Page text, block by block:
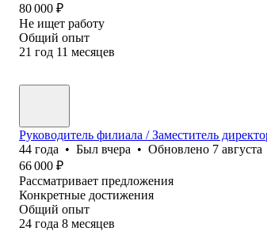
80 000 ₽
Не ищет работу
Общий опыт
21 год 11 месяцев
Руководитель филиала / Заместитель
44 года • Был вчера • Обновлено 7 августа
66 000 ₽
Рассматривает предложения
Конкретные достижения
Общий опыт
24 года 8 месяцев